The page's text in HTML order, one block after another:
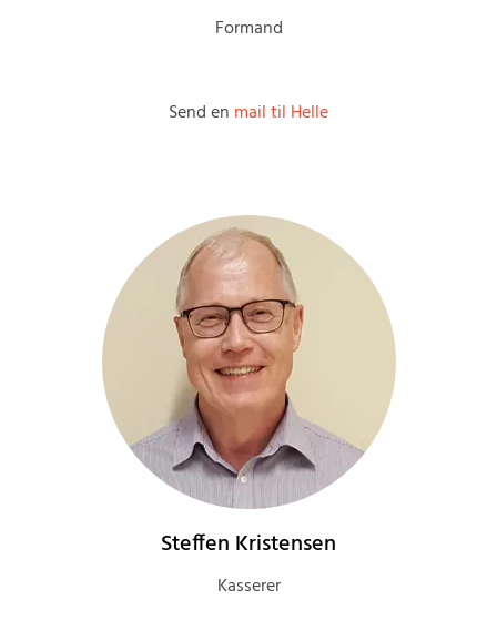
Formand
Send en mail til Helle
Steffen Kristensen
Kasserer